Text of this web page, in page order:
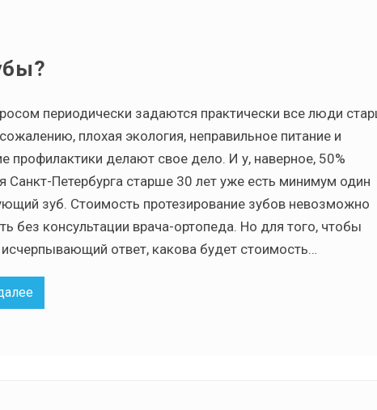
периодически задаются практически все люди
плохая экология, неправильное питание и
профилактики делают свое дело. И у, наверное, 50%
Санкт-Петербурга старше 30 лет уже есть минимум один
зуб. Стоимость протезирование зубов невозможно
без консультации врача-ортопеда. Но для того, чтобы
исчерпывающий ответ, какова будет стоимость…